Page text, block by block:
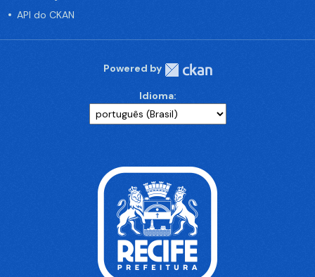
API do CKAN
Powered by
Idioma